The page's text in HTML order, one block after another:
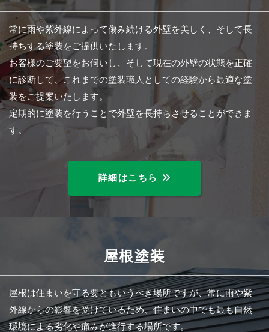
常に雨や紫外線によって傷み続ける外壁を美しく、そして長
持ちする塗装をご提供いたします。
お客様のご要望をお伺いし、そして現在の外壁の状態を正確
に診断して、これまでの塗装職人としての経験から最適な塗
装をご提案いたします。
定期的に塗装を行うことで外壁を長持ちさせることができま
す。
詳細はこちら
屋根塗装
屋根は住まいを守る要ともいうべき場所ですが、常に雨や紫
外線からの影響を受けているため、住まいの中でも最も自然
環境による劣化や痛みが進行する場所です。